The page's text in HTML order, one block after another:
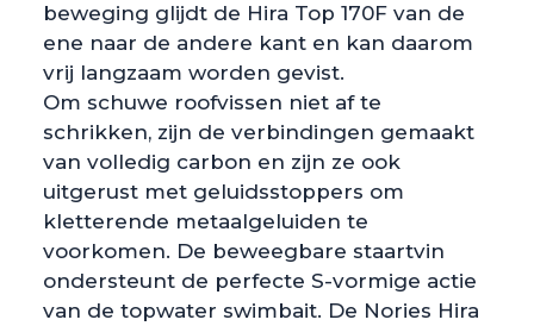
beweging glijdt de Hira Top 170F van de
ene naar de andere kant en kan daarom
vrij langzaam worden gevist.
Om schuwe roofvissen niet af te
schrikken, zijn de verbindingen gemaakt
van volledig carbon en zijn ze ook
uitgerust met geluidsstoppers om
kletterende metaalgeluiden te
voorkomen. De beweegbare staartvin
ondersteunt de perfecte S-vormige actie
van de topwater swimbait. De Nories Hira